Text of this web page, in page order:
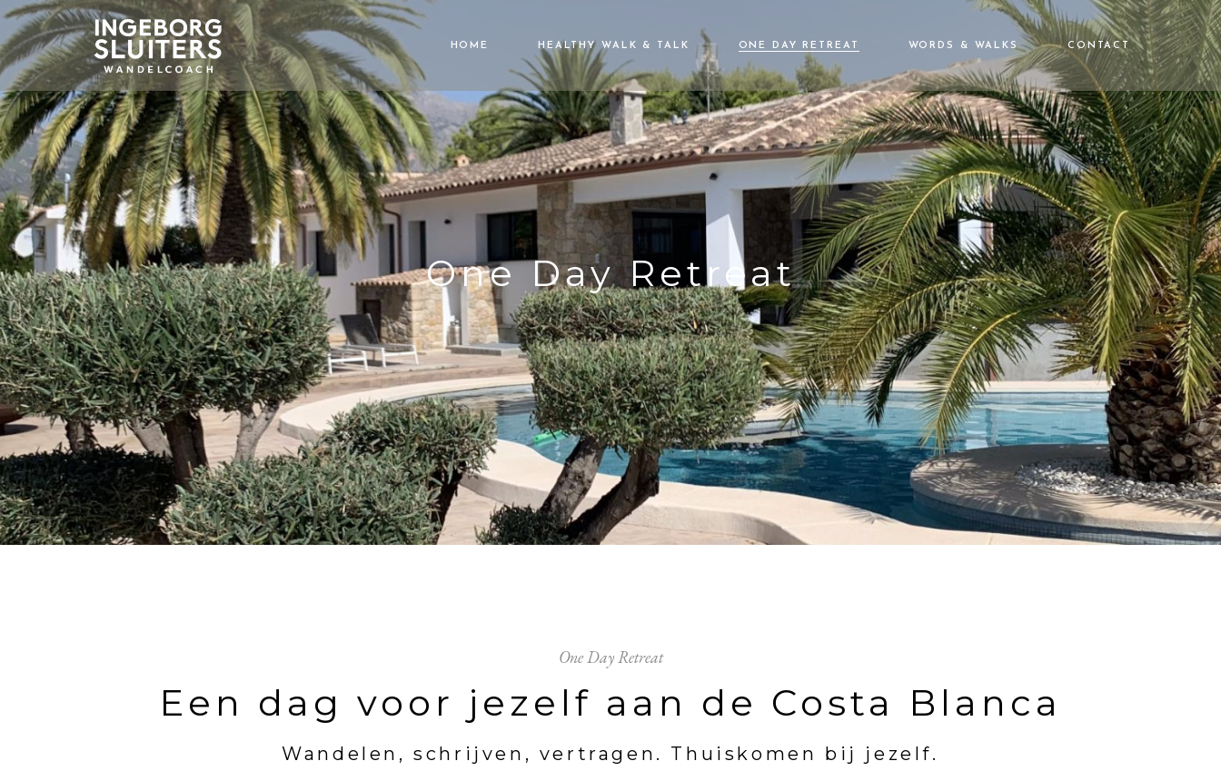
HOME HEALTHY WALK & TALK ONE DAY RETREAT WORDS & WALKS CONTACT
One Day Retreat
One Day Retreat
Een dag voor jezelf aan de Costa Blanca
Wandelen, schrijven, vertragen. Thuiskomen bij jezelf.